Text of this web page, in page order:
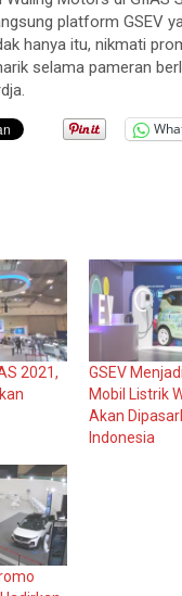
platform GSEV
hanya itu, nikmati
selama pameran
2021,
GSEV
Mobil Listrik
Akan
Indonesia